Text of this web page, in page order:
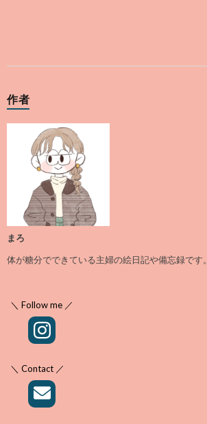
作者
まろ
体が糖分でできている主婦の絵日記や備忘録です。
＼ Follow me ／
＼ Contact ／